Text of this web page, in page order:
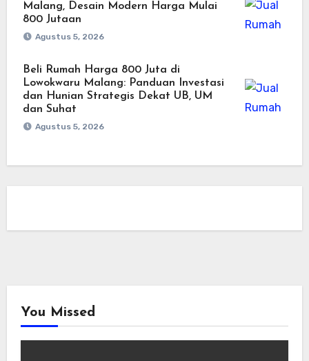
Malang, Desain Modern Harga Mulai
800 Jutaan
Agustus 5, 2026
Beli Rumah Harga 800 Juta di
Lowokwaru Malang: Panduan Investasi
dan Hunian Strategis Dekat UB, UM
dan Suhat
Agustus 5, 2026
You Missed